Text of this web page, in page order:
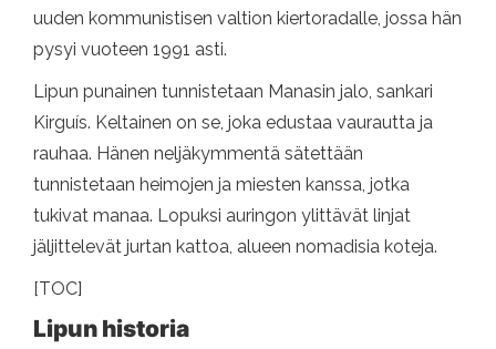
uuden kommunistisen valtion kiertoradalle, jossa hän
pysyi vuoteen 1991 asti.
Lipun punainen tunnistetaan Manasin jalo, sankari
Kirguís. Keltainen on se, joka edustaa vaurautta ja
rauhaa. Hänen neljäkymmentä sätettään
tunnistetaan heimojen ja miesten kanssa, jotka
tukivat manaa. Lopuksi auringon ylittävät linjat
jäljittelevät jurtan kattoa, alueen nomadisia koteja.
[TOC]
Lipun historia